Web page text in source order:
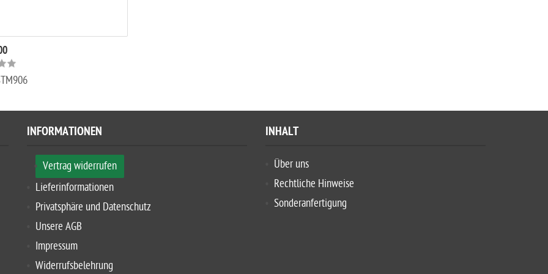
INFORMATIONEN
Vertrag widerrufen
Lieferinformationen
Privatsphäre und Datenschutz
Unsere AGB
Impressum
Widerrufsbelehrung
INHALT
Über uns
Rechtliche Hinweise
Sonderanfertigung